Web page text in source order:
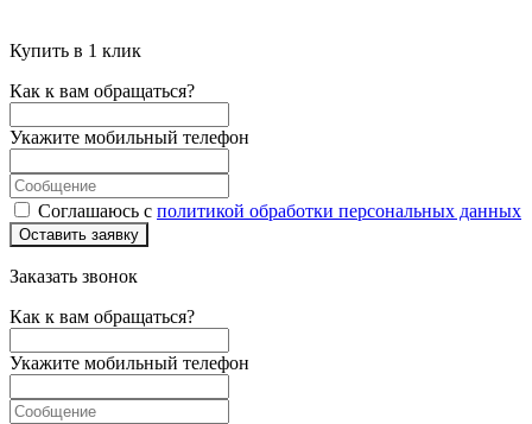
Купить в 1 клик
Как к вам обращаться?
Укажите мобильный телефон
Соглашаюсь с политикой обработки персональных данных
Оставить заявку
Заказать звонок
Как к вам обращаться?
Укажите мобильный телефон